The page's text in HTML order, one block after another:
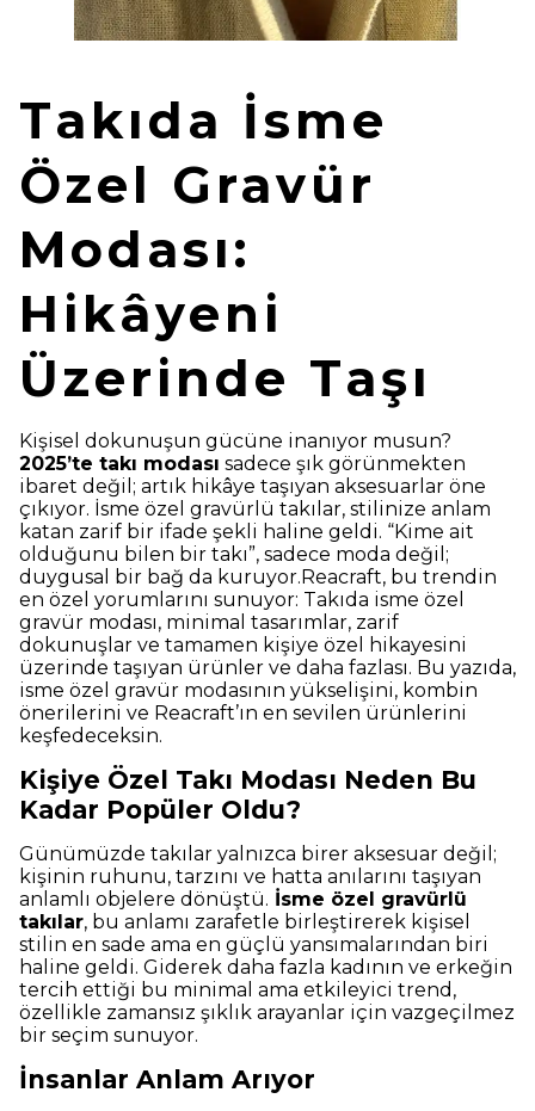
Takıda İsme
Özel Gravür
Modası:
Hikâyeni
Üzerinde Taşı
Kişisel dokunuşun gücüne inanıyor musun?
2025’te takı modası sadece şık görünmekten
ibaret değil; artık hikâye taşıyan aksesuarlar öne
çıkıyor. İsme özel gravürlü takılar, stilinize anlam
katan zarif bir ifade şekli haline geldi. “Kime ait
olduğunu bilen bir takı”, sadece moda değil;
duygusal bir bağ da kuruyor.Reacraft, bu trendin
en özel yorumlarını sunuyor: Takıda isme özel
gravür modası, minimal tasarımlar, zarif
dokunuşlar ve tamamen kişiye özel hikayesini
üzerinde taşıyan ürünler ve daha fazlası. Bu yazıda,
isme özel gravür modasının yükselişini, kombin
önerilerini ve Reacraft’ın en sevilen ürünlerini
keşfedeceksin.
Kişiye Özel Takı Modası Neden Bu
Kadar Popüler Oldu?
Günümüzde takılar yalnızca birer aksesuar değil;
kişinin ruhunu, tarzını ve hatta anılarını taşıyan
anlamlı objelere dönüştü. İsme özel gravürlü
takılar, bu anlamı zarafetle birleştirerek kişisel
stilin en sade ama en güçlü yansımalarından biri
haline geldi. Giderek daha fazla kadının ve erkeğin
tercih ettiği bu minimal ama etkileyici trend,
özellikle zamansız şıklık arayanlar için vazgeçilmez
bir seçim sunuyor.
İnsanlar Anlam Arıyor